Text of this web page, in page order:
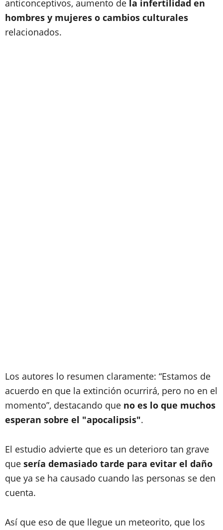
anticonceptivos, aumento de la infertilidad en
hombres y mujeres o cambios culturales
relacionados.
Los autores lo resumen claramente: “Estamos de
acuerdo en que la extinción ocurrirá, pero no en el
momento”, destacando que no es lo que muchos
esperan sobre el "apocalipsis".
El estudio advierte que es un deterioro tan grave
que sería demasiado tarde para evitar el daño
que ya se ha causado cuando las personas se den
cuenta.
Así que eso de que llegue un meteorito, que los